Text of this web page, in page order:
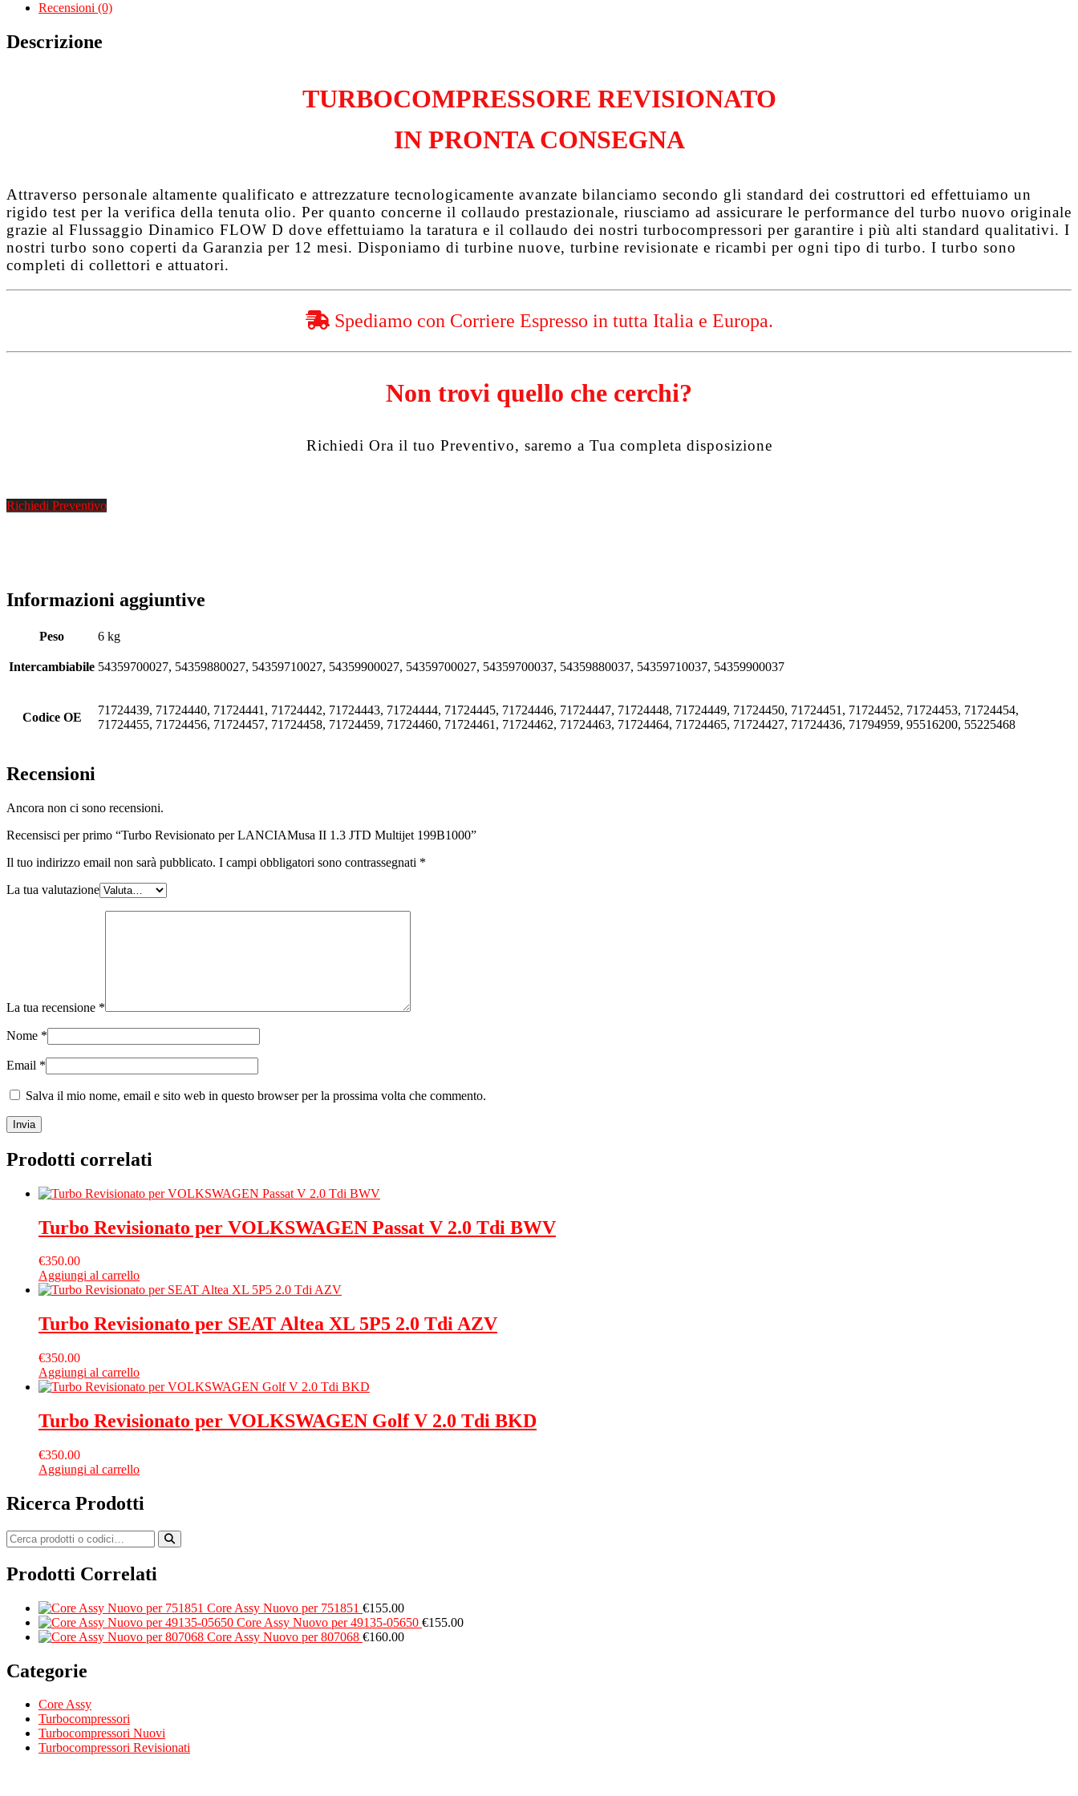
JTD
Multijet
199B1000
quantità
Recensioni (0)
Descrizione
TURBOCOMPRESSORE REVISIONATO
IN PRONTA CONSEGNA
Attraverso personale altamente qualificato e attrezzature tecnologicamente avanzate bilanciamo secondo gli standard dei costruttori ed effettuiamo un
rigido test per la verifica della tenuta olio. Per quanto concerne il collaudo prestazionale, riusciamo ad assicurare le performance del turbo nuovo originale
grazie al Flussaggio Dinamico FLOW D dove effettuiamo la taratura e il collaudo dei nostri turbocompressori per garantire i più alti standard qualitativi. I
nostri turbo sono coperti da Garanzia per 12 mesi. Disponiamo di turbine nuove, turbine revisionate e ricambi per ogni tipo di turbo. I turbo sono
completi di collettori e attuatori.
Spediamo con Corriere Espresso in tutta Italia e Europa.
Non trovi quello che cerchi?
Richiedi Ora il tuo Preventivo, saremo a Tua completa disposizione
Richiedi Preventivo
Informazioni aggiuntive
Peso 6 kg
Intercambiabile 54359700027, 54359880027, 54359710027, 54359900027, 54359700027, 54359700037, 54359880037, 54359710037, 54359900037
Codice OE
71724439, 71724440, 71724441, 71724442, 71724443, 71724444, 71724445, 71724446, 71724447, 71724448, 71724449, 71724450, 71724451, 71724452, 71724453, 71724454,
71724455, 71724456, 71724457, 71724458, 71724459, 71724460, 71724461, 71724462, 71724463, 71724464, 71724465, 71724427, 71724436, 71794959, 95516200, 55225468
Recensioni
Ancora non ci sono recensioni.
Recensisci per primo “Turbo Revisionato per LANCIAMusa II 1.3 JTD Multijet 199B1000”
Il tuo indirizzo email non sarà pubblicato. I campi obbligatori sono contrassegnati *
La tua valutazione
La tua recensione *
Nome *
Email *
Salva il mio nome, email e sito web in questo browser per la prossima volta che commento.
Prodotti correlati
Turbo Revisionato per VOLKSWAGEN Passat V 2.0 Tdi BWV
€350.00
Aggiungi al carrello
Turbo Revisionato per SEAT Altea XL 5P5 2.0 Tdi AZV
€350.00
Aggiungi al carrello
Turbo Revisionato per VOLKSWAGEN Golf V 2.0 Tdi BKD
€350.00
Aggiungi al carrello
Ricerca Prodotti
Prodotti Correlati
Core Assy Nuovo per 751851 €155.00
Core Assy Nuovo per 49135-05650 €155.00
Core Assy Nuovo per 807068 €160.00
Categorie
Core Assy
Turbocompressori
Turbocompressori Nuovi
Turbocompressori Revisionati